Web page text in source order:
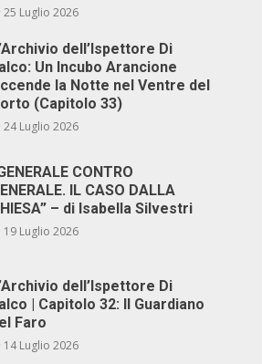
25 Luglio 2026
dell’Ispettore Di
Un Incubo Arancione
la Notte nel Ventre del
(Capitolo 33)
24 Luglio 2026
CONTRO
IL CASO DALLA
– di Isabella Silvestri
19 Luglio 2026
dell’Ispettore Di
| Capitolo 32: Il Guardiano
Faro
14 Luglio 2026